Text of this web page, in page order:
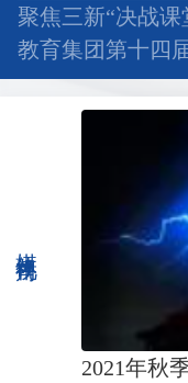
聚焦三新“决战
教育集团第十四
2021年秋